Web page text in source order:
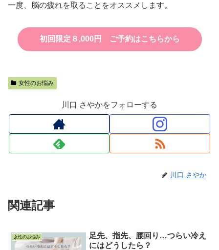
一度、脳の疲れを取ることをオススメします。
初回限定８,000円 ご予約はこちらから
女性のお悩み
川口 さやかをフォローする
川口 さやか
関連記事
女性のお悩み
足先、指先、腰回り…つらい冷え
にはどうしたら？